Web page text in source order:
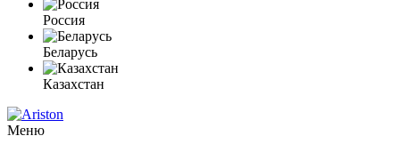
Россия
Беларусь
Казахстан
Меню